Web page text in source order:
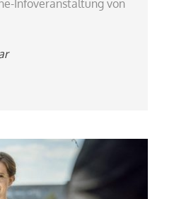
Infoveranstaltung von